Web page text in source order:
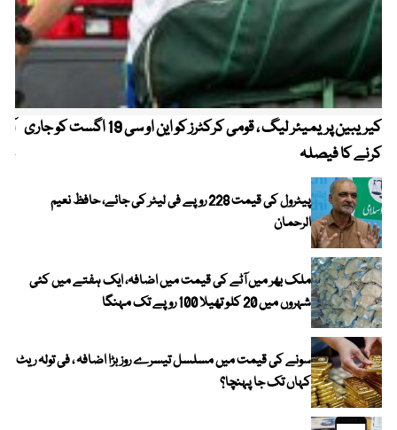
کیریبین پریمیئر لیگ ، قومی کرکٹرز کو این او سی 19 اگست کو جاری
کرنے کا فیصلہ
پیٹرول کی قیمت 228 روپے فی لیٹر کی جائے، حافظ نعیم
الرحمان
ملک بھر میں آٹے کی قیمت میں اضافہ، ایک ہفتے میں کئی
شہروں میں 20 کلو تھیلا 100 روپے تک مہنگا
سونے کی قیمت میں مسلسل تیسرے روز بڑا اضافہ ، فی تولہ ریٹ
کہاں تک جا پہنچا؟